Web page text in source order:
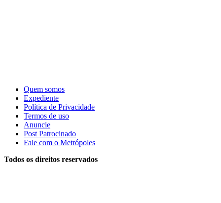
Quem somos
Expediente
Política de Privacidade
Termos de uso
Anuncie
Post Patrocinado
Fale com o Metrópoles
Todos os direitos reservados